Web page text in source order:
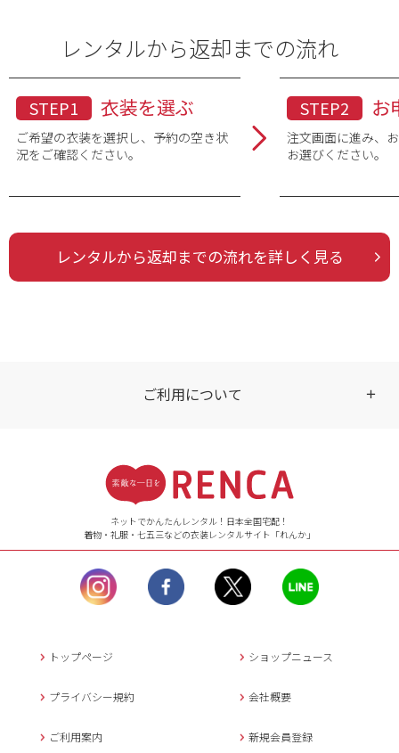
レンタルから返却までの流れ
STEP1 衣装を選ぶ
ご希望の衣装を選択し、予約の空き状
況をご確認ください。
STEP2 お
注文画面に進み、
お選びください。
レンタルから返却までの流れを詳しく見る
ご利用について
【ご注文（インターネット）】
24時間年中無休
【お問い合わせ窓口（メー
土曜日、日曜日、臨
時休業日を除く。
のぞき翌日営業日以降に
返信させていただきま
年末年始、大型連休
ネットでかんたんレンタル！日本全国宅配！
着物・礼服・七五三などの衣装レンタルサイト「れんか」
トップページ ショップニュース
プライバシー規約 会社概要
ご利用案内 新規会員登録